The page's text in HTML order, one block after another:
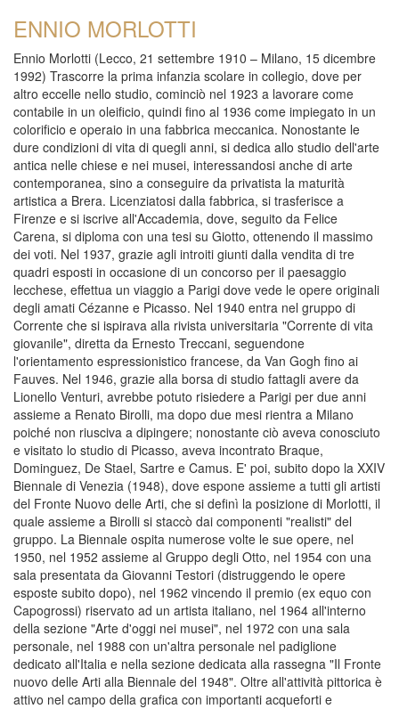
ENNIO MORLOTTI
Ennio Morlotti (Lecco, 21 settembre 1910 – Milano, 15 dicembre
1992) Trascorre la prima infanzia scolare in collegio, dove per
altro eccelle nello studio, cominciò nel 1923 a lavorare come
contabile in un oleificio, quindi fino al 1936 come impiegato in un
colorificio e operaio in una fabbrica meccanica. Nonostante le
dure condizioni di vita di quegli anni, si dedica allo studio dell'arte
antica nelle chiese e nei musei, interessandosi anche di arte
contemporanea, sino a conseguire da privatista la maturità
artistica a Brera. Licenziatosi dalla fabbrica, si trasferisce a
Firenze e si iscrive all'Accademia, dove, seguito da Felice
Carena, si diploma con una tesi su Giotto, ottenendo il massimo
dei voti. Nel 1937, grazie agli introiti giunti dalla vendita di tre
quadri esposti in occasione di un concorso per il paesaggio
lecchese, effettua un viaggio a Parigi dove vede le opere originali
degli amati Cézanne e Picasso. Nel 1940 entra nel gruppo di
Corrente che si ispirava alla rivista universitaria "Corrente di vita
giovanile", diretta da Ernesto Treccani, seguendone
l'orientamento espressionistico francese, da Van Gogh fino ai
Fauves. Nel 1946, grazie alla borsa di studio fattagli avere da
Lionello Venturi, avrebbe potuto risiedere a Parigi per due anni
assieme a Renato Birolli, ma dopo due mesi rientra a Milano
poiché non riusciva a dipingere; nonostante ciò aveva conosciuto
e visitato lo studio di Picasso, aveva incontrato Braque,
Dominguez, De Stael, Sartre e Camus. E' poi, subito dopo la XXIV
Biennale di Venezia (1948), dove espone assieme a tutti gli artisti
del Fronte Nuovo delle Arti, che si definì la posizione di Morlotti, il
quale assieme a Birolli si staccò dai componenti "realisti" del
gruppo. La Biennale ospita numerose volte le sue opere, nel
1950, nel 1952 assieme al Gruppo degli Otto, nel 1954 con una
sala presentata da Giovanni Testori (distruggendo le opere
esposte subito dopo), nel 1962 vincendo il premio (ex equo con
Capogrossi) riservato ad un artista italiano, nel 1964 all'interno
della sezione "Arte d'oggi nei musei", nel 1972 con una sala
personale, nel 1988 con un'altra personale nel padiglione
dedicato all'Italia e nella sezione dedicata alla rassegna "Il Fronte
nuovo delle Arti alla Biennale del 1948". Oltre all'attività pittorica è
attivo nel campo della grafica con importanti acqueforti e